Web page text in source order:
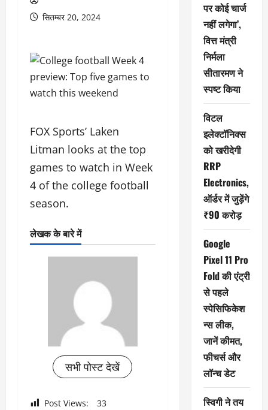
सितम्बर 20, 2024
FOX Sports’ Laken
Litman looks at the top
games to watch in Week
4 of the college football
season.
लेखक के बारे में
सभी पोस्ट देखें
Post Views: 33
पर कोई चार्ज
नहीं लगेगा’,
वित्त मंत्री
निर्मला
सीतारमण ने
स्पष्ट किया
विटल
इलेक्टॉनिक्स
को खरीदेगी
RRP
Electronics,
ऑर्डर में जुड़ेंगे
₹90 करोड़
Google
Pixel 11 Pro
Fold की एंट्री
से पहले
स्पेसिफिकेश
न्स लीक,
जानें कीमत,
फीचर्स और
लॉन्च डेट
स्विगी ने तय